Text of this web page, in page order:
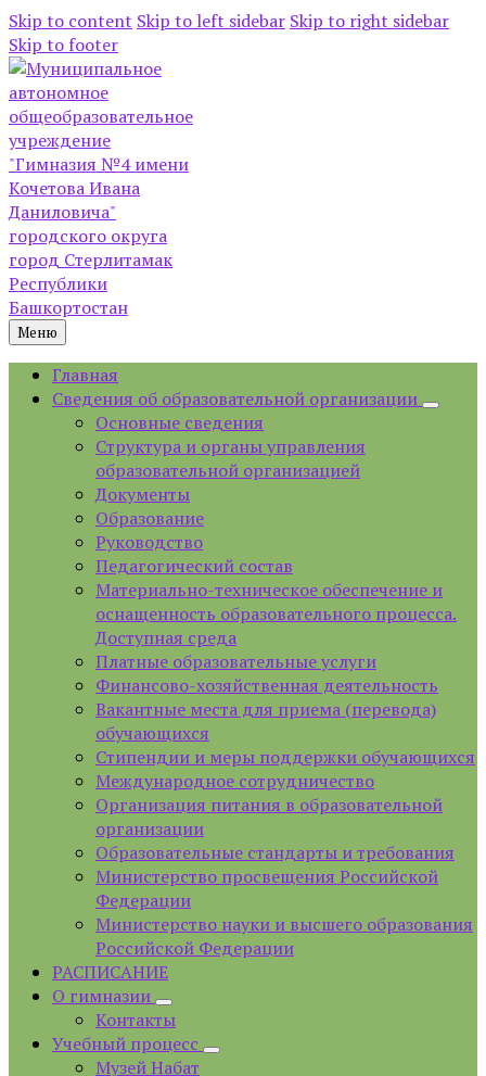
Skip to content Skip to left sidebar Skip to right sidebar
Skip to footer
Меню
Главная
Сведения об образовательной организации
Основные сведения
Структура и органы управления
образовательной организацией
Документы
Образование
Руководство
Педагогический состав
Материально-техническое обеспечение и
оснащенность образовательного процесса.
Доступная среда
Платные образовательные услуги
Финансово-хозяйственная деятельность
Вакантные места для приема (перевода)
обучающихся
Стипендии и меры поддержки обучающихся
Международное сотрудничество
Организация питания в образовательной
организации
Образовательные стандарты и требования
Министерство просвещения Российской
Федерации
Министерство науки и высшего образования
Российской Федерации
РАСПИСАНИЕ
О гимназии
Контакты
Учебный процесс
Музей Набат